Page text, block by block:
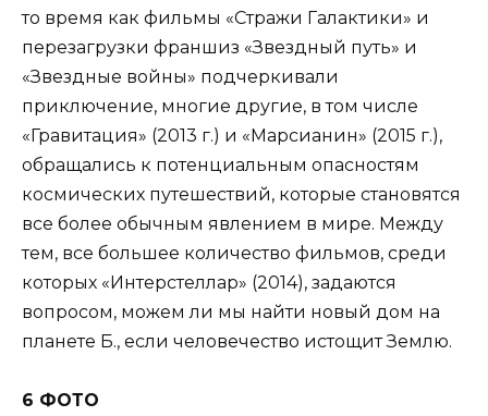
то время как фильмы «Стражи Галактики» и
перезагрузки франшиз «Звездный путь» и
«Звездные войны» подчеркивали
приключение, многие другие, в том числе
«Гравитация» (2013 г.) и «Марсианин» (2015 г.),
обращались к потенциальным опасностям
космических путешествий, которые становятся
все более обычным явлением в мире. Между
тем, все большее количество фильмов, среди
которых «Интерстеллар» (2014), задаются
вопросом, можем ли мы найти новый дом на
планете Б., если человечество истощит Землю.
6 ФОТО